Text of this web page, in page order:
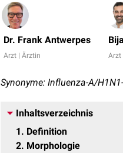
Dr. Frank Antwerpes
Arzt | Ärztin Arzt
Synonyme: Influenza-A/
Inhaltsverzeichnis
1
Definition
2 Morphologie